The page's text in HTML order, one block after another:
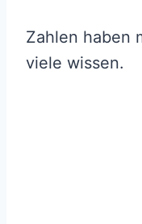
Zahlen haben
viele wissen.